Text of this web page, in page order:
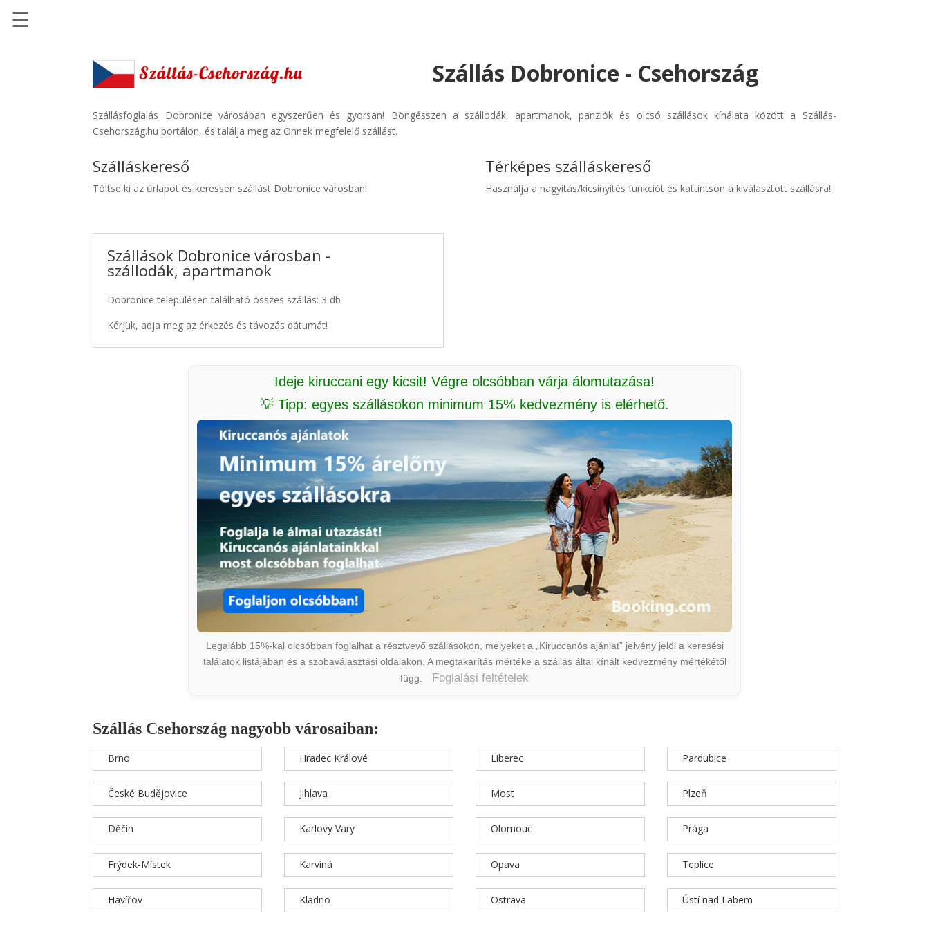
Szállásinfo.eu
pénzvisszatérítéssel
Autóbérlés
☰
Szállás Dobronice - Csehország
Szállásfoglalás Dobronice városában egyszerűen és gyorsan! Böngésszen a szállodák, apartmanok, panziók és olcsó szállások kínálata között a Szállás-
Csehország.hu portálon, és találja meg az Önnek megfelelő szállást.
Szálláskereső
Töltse ki az űrlapot és keressen szállást Dobronice városban!
Szállások Dobronice városban -
szállodák, apartmanok
Dobronice településen található összes szállás: 3 db
Kérjük, adja meg az érkezés és távozás dátumát!
Térképes szálláskereső
Használja a nagyítás/kicsinyítés funkciót és kattintson a kiválasztott szállásra!
Ideje kiruccani egy kicsit! Végre olcsóbban várja álomutazása!
💡 Tipp: egyes szállásokon minimum 15% kedvezmény is elérhető.
Legalább 15%-kal olcsóbban foglalhat a résztvevő szállásokon, melyeket a „Kiruccanós ajánlat” jelvény jelöl a keresési
találatok listájában és a szobaválasztási oldalakon. A megtakarítás mértéke a szállás által kínált kedvezmény mértékétől
függ.
Foglalási feltételek
Szállás Csehország nagyobb városaiban:
Brno
České Budějovice
Děčín
Frýdek-Místek
Havířov
Hradec Králové
Jihlava
Karlovy Vary
Karviná
Kladno
Liberec
Most
Olomouc
Opava
Ostrava
Pardubice
Plzeň
Prága
Teplice
Ústí nad Labem